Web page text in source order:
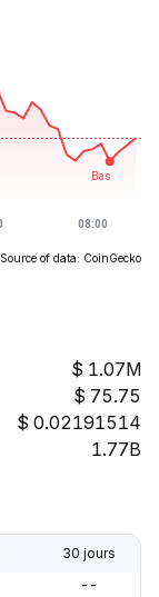
Source of data: CoinGecko
1.07M
75.75
0.02191514
1.77B
30 jours
--